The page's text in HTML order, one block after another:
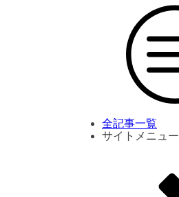
全記事一覧
サイトメニュー